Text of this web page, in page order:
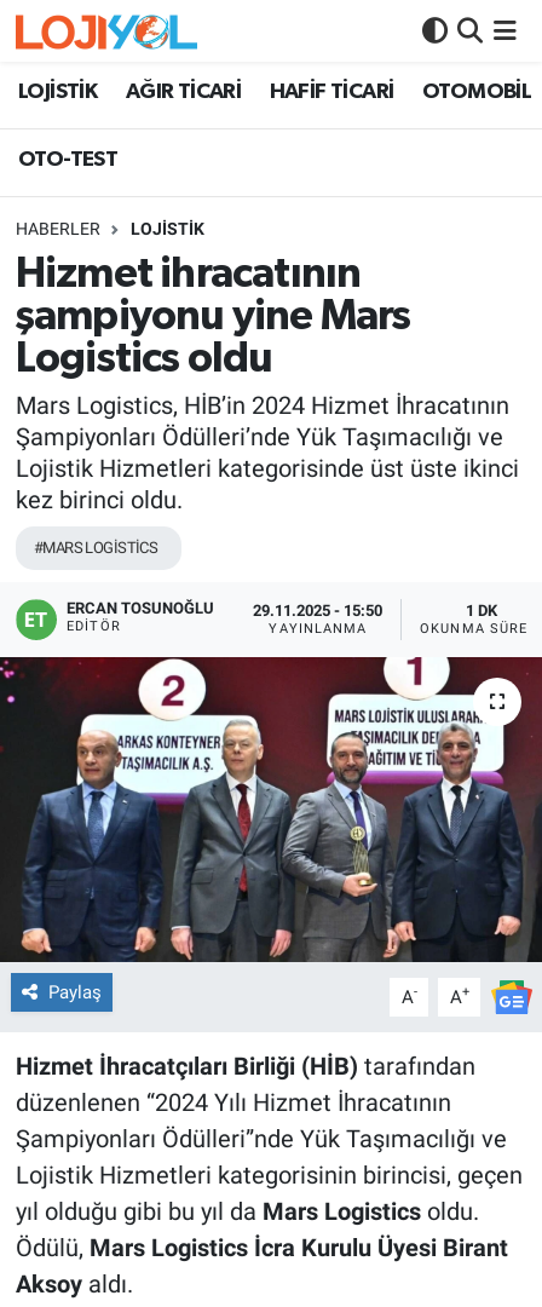
LOJİSTİK AĞIR TİCARİ HAFİF TİCARİ OTOMOBİL
OTO-TEST
HABERLER LOJİSTİK
Hizmet ihracatının
şampiyonu yine Mars
Logistics oldu
Mars Logistics, HİB’in 2024 Hizmet İhracatının
Şampiyonları Ödülleri’nde Yük Taşımacılığı ve
Lojistik Hizmetleri kategorisinde üst üste ikinci
kez birinci oldu.
#MARS LOGİSTİCS
ERCAN TOSUNOĞLU
EDITÖR
29.11.2025 - 15:50
YAYINLANMA
1 DK
OKUNMA SÜRESI
Paylaş A- A+
Hizmet İhracatçıları Birliği (HİB) tarafından
düzenlenen “2024 Yılı Hizmet İhracatının
Şampiyonları Ödülleri”nde Yük Taşımacılığı ve
Lojistik Hizmetleri kategorisinin birincisi, geçen
yıl olduğu gibi bu yıl da Mars Logisticsoldu.
Ödülü, Mars Logistics İcra Kurulu Üyesi Birant
Aksoyaldı.
OTO-TEST